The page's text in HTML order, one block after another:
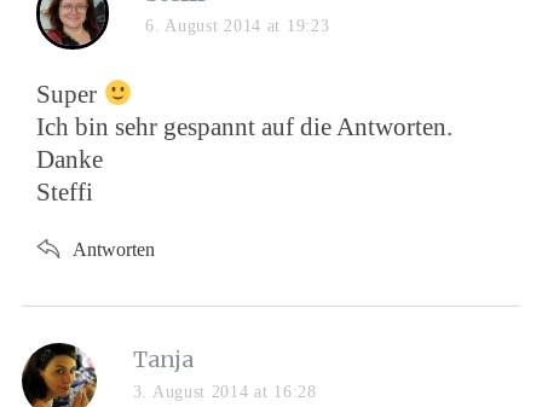
a
:
6. August 2014 at 19:23
Super
Ich bin sehr gespannt auf die Antworten.
Danke
Steffi
Antworten
s
a
Tanja
3. August 2014 at 16:28